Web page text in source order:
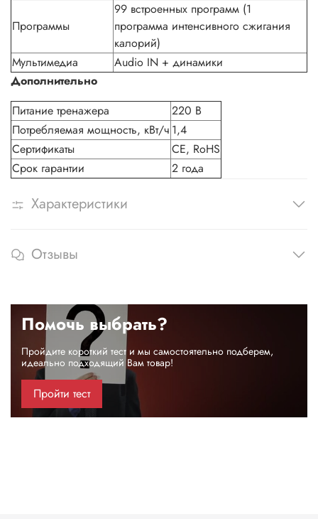
Программы
99 встроенных программ (1
программа интенсивного сжигания
калорий)
Мультимедиа
Audio IN + динамики
Дополнительно
Питание тренажера
220 В
Потребляемая мощность, кВт/ч 1,4
Сертификаты
CE, RoHS
Срок гарантии
2 года
Характеристики
Отзывы
Помочь выбрать?
Пройдите короткий тест и мы самостоятельно подберем,
идеально подходящий Вам товар!
Пройти тест